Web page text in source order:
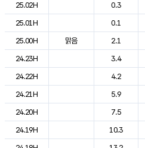
25.02H
0.3
25.01H
0.1
25.00H
맑음 2.1
24.23H
3.4
24.22H
4.2
24.21H
5.9
24.20H
7.5
24.19H
10.3